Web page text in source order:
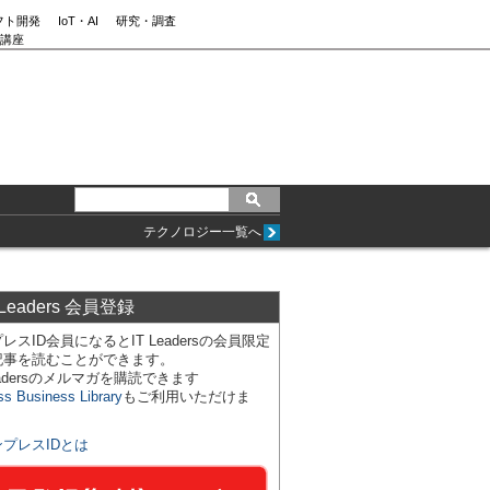
ト開発 IoT・AI
研究・調査
座
テクノロジー一覧へ
会員登録
スID会員になるとIT Leadersの会員限定
を読むことができます。
のメルマガを購読できます
Business Libraryもご利用いただけま
プレスIDとは